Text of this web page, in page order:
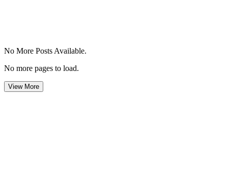
No More Posts Available.
No more pages to load.
View More